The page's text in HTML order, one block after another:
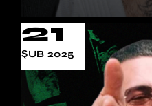
21
ŞUB 2025